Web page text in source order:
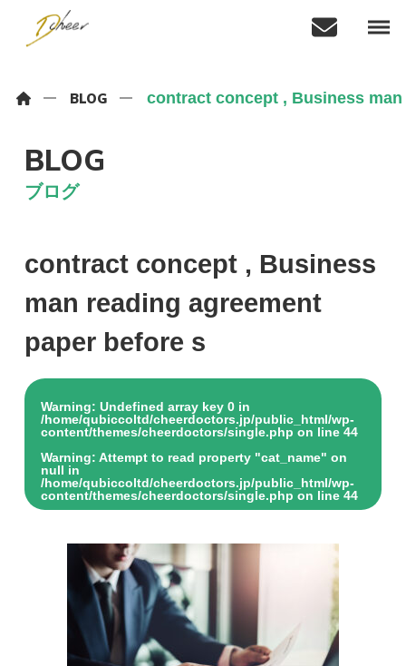
BLOG contract concept , Business
BLOG
ブログ
contract concept , Business
man reading agreement
paper before s
Warning: Undefined array key 0 in
/home/qubiccoltd/cheerdoctors.jp/public_html/wp-
content/themes/cheerdoctors/single.php on line44
Warning: Attempt to read property "cat_name" on
null in
/home/qubiccoltd/cheerdoctors.jp/public_html/wp-
content/themes/cheerdoctors/single.php on line44